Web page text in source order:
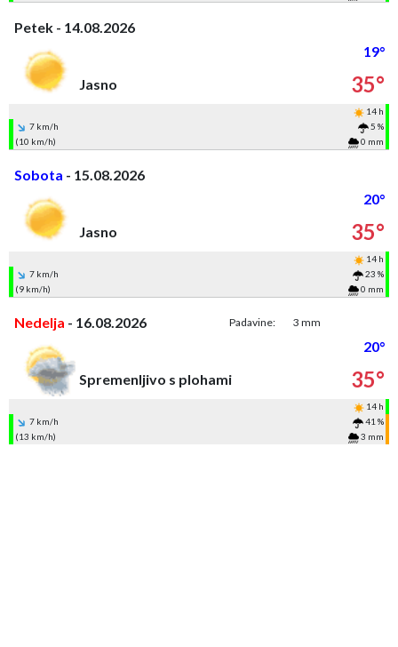
Petek - 14.08.2026
19°
Jasno
35°
14 h
7 km/h
5 %
(10 km/h)
0 mm
Sobota - 15.08.2026
20°
Jasno
35°
14 h
7 km/h
23 %
(9 km/h)
0 mm
Nedelja - 16.08.2026 Padavine: 3 mm
20°
Spremenljivo s plohami
35°
14 h
7 km/h
41 %
(13 km/h)
3 mm